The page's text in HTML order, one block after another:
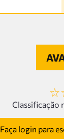
☆
Classificação
Faça login para